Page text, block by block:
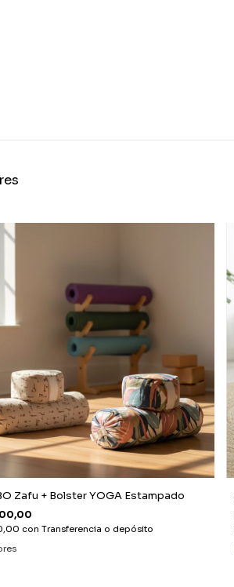
Zafu + Bolster YOGA Estampado
con Transferencia o depósito